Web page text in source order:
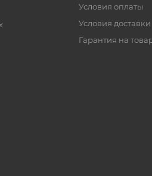
Условия оплаты
Условия доставки
Гарантия на